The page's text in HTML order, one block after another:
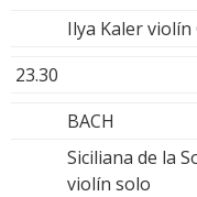
Ilya Kaler
23.30
BACH
Siciliana de la
violín solo